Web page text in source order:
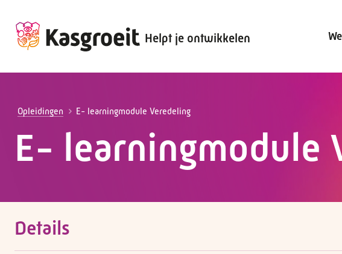
Helpt je ontwikkelen
Alles voor de werkgever
Alles voor de werknemer
Opleidingen E- learningmodule Veredeling
E- learningmodule
Details